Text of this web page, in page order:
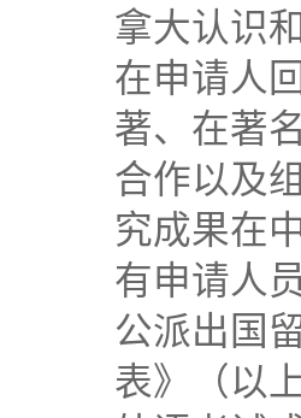
拿大认识
在申请人
著、在著
合作以及
究成果在
有申请人
公派出国
表》（以